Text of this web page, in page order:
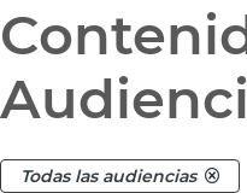
Todas las audiencias